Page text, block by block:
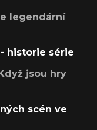
legendární
historie série
jsou hry
scén ve